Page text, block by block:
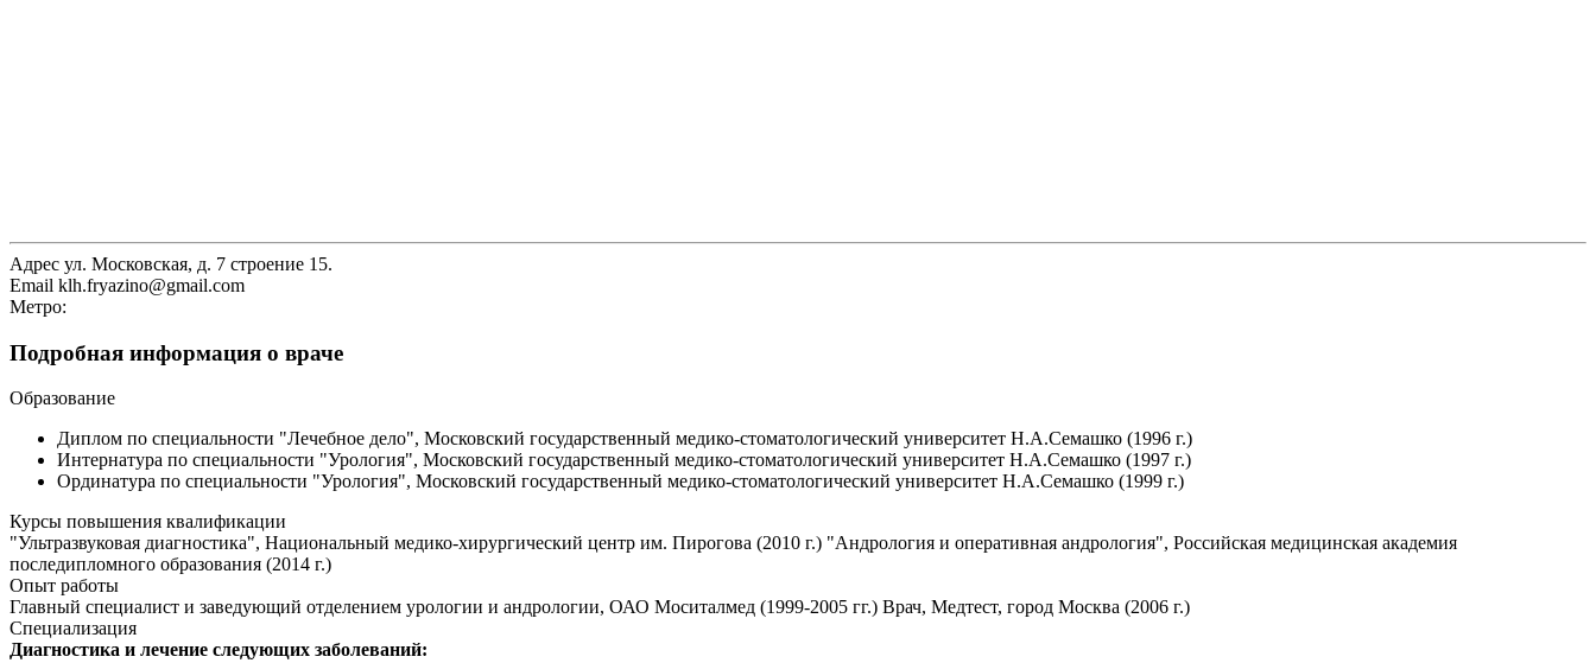
Адрес ул. Московская, д. 7 строение 15.
Email klh.fryazino@gmail.com
Метро:
Подробная информация о враче
Образование
Диплом по специальности "Лечебное дело", Московский государственный медико-стоматологический университет Н.А.Семашко (1996 г.)
Интернатура по специальности "Урология", Московский государственный медико-стоматологический университет Н.А.Семашко (1997 г.)
Ординатура по специальности "Урология", Московский государственный медико-стоматологический университет Н.А.Семашко (1999 г.)
Курсы повышения квалификации
"Ультразвуковая диагностика", Национальный медико-хирургический центр им. Пирогова (2010 г.) "Андрология и оперативная андрология", Российская медицинская академия
последипломного образования (2014 г.)
Опыт работы
Главный специалист и заведующий отделением урологии и андрологии, ОАО Моситалмед (1999-2005 гг.) Врач, Медтест, город Москва (2006 г.)
Специализация
Диагностика и лечение следующих заболеваний: